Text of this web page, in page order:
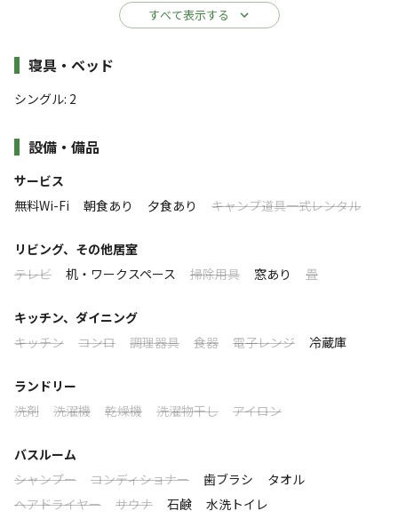
高級ドーム型グランピングリゾート1泊2日
家族や夫婦など大切な人と特別な時間を___。
1-2名様まで可能なプランとなり地元の和牛や高級豚肉をはじめと
したお肉や群馬の野菜を堪能、澄んだ星空と雲海を眺めながら過
ごす時間は日常では味わえない特別な時間。
そんな素敵な空間を大切なあの方と過ごしてみてはいかがでしょ
【定員】
※幼児0〜5歳は宿泊可（お一人様まで）エクストラベットは使用
できません。
【ベッド数】
シングル2台
※お子様がいらっしゃる場合のご予約時のお願い※
【備考欄】に年齢ごとの人数をご記入ください。
すべて表示する
施設詳細
寝具・ベッド
シングル: 2
設備・備品
サービス
無料Wi-Fi
朝食あり 夕食あり キャンプ道具一式レンタル
リビング、その他居室
テレビ
机・ワークスペース 掃除用具 窓あり 畳
キッチン、ダイニング
キッチン
コンロ 調理器具 食器 電子レンジ 冷蔵庫
ランドリー
洗剤
洗濯機 乾燥機 洗濯物干し アイロン
バスルーム
シャンプー
コンディショナー 歯ブラシ
タオル
ヘアドライヤー
サウナ 石鹸 水洗トイレ
グリゾート
全8室のプライベート空間で、地元食材の本格バーベキュ
温泉「ばんどうのゆ」、雲海の絶景をひとつの滞在で
◇テント
テントルームは全5種・8部屋あります。
シーンに応じてお選びいただけます。
◇食事
プライベートキッチンで群馬の大自然が育んだ食材を調理
厳選した旬の食材や調理器具はすべて準備しておりますの
で、手ぶらで本格的なバーベキューをお楽しみいただけま
◇温泉
「ばんどうのゆ」
このキャンプ場の特徴
雰囲気
まったり
落ち着く
利用者層